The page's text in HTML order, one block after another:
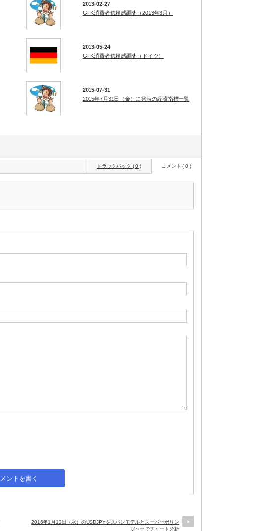
2013-02-27
GFK消費者信頼感調査（2013年3月）
2013-05-24
GFK消費者信頼感調査（ドイツ）
2015-07-31
2015年7月31日（金）に発表の経済指標一覧
トラックバック ( 0 ) コメント ( 0 )
2016年1月13日（水）のUSDJPYをスパンモデルとスーパーボリン
ジャーでチャート分析